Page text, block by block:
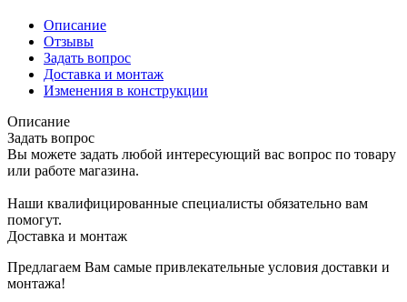
Описание
Отзывы
Задать вопрос
Доставка и монтаж
Изменения в конструкции
Описание
Задать вопрос
Вы можете задать любой интересующий вас вопрос по товару
или работе магазина.
Наши квалифицированные специалисты обязательно вам
помогут.
Доставка и монтаж
Предлагаем Вам самые привлекательные условия доставки и
монтажа!